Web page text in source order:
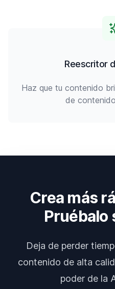
Reescritor
Haz que tu contenido
de
Crea más
Pruébalo
Deja de perder
contenido de alta
poder de la